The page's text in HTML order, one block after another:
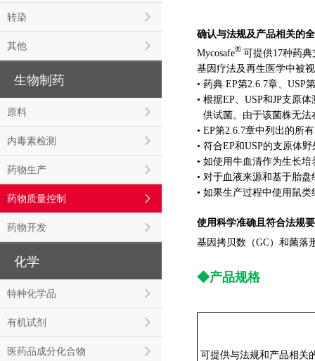
转染
其他
生物制药
原料
内毒素检测
药物生产
药物质量控制
药物开发
化学
特种化学品
有机试剂
医药品成分化合物
确认与法规及产品相关的
Mycosafe® 可提供17种药
基因疗法及再生医学中被
• 药典 EP第2.6.7章、USP
• 根据EP、USP和JP支原
供试菌。 由于该菌株无
• EP第2.6.7章中列出的所
• 符合EP和USP的支原体
• 如使用牛血清作为生长
• 对于血液来源和基于胎
• 如果生产过程中使用鼠
使用科学准确且符合法规
基因拷贝数（GC）和菌落
◆产品规格
可提供与法规和产品相关